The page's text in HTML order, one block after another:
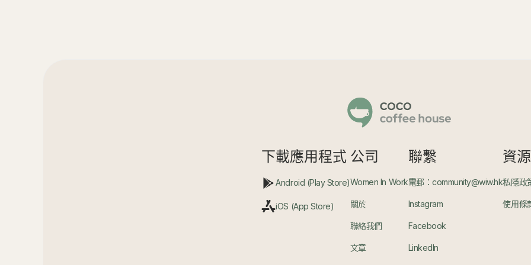
下載應用程式
Android (Play Store)
iOS (App Store)
公司
Women In Work
關於
聯絡我們
文章
聯繫
電郵：community@wiw.hk
Instagram
Facebook
LinkedIn
資源
私隱政
使用條